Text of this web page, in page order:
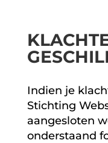
Indien je
Stichting
aangesloten
onderstaand